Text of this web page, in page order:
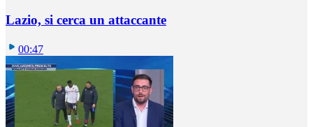
Lazio, si cerca un attaccante
00:47